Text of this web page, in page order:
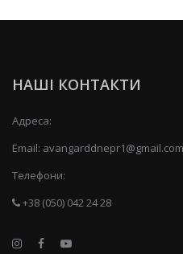
НАШІ КОНТАКТИ
Адреса:
Email: avangarddnepr1@gmail.com
Телефони:
+38 (050) 042 24 28